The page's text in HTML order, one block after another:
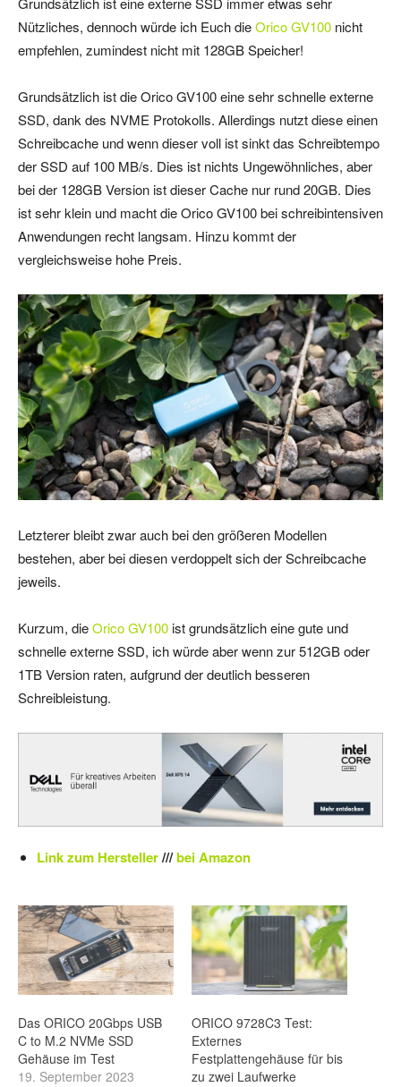
Nützliches, dennoch würde ich Euch dieOrico GV100 nicht
empfehlen, zumindest nicht mit 128GB Speicher!
Grundsätzlich ist die Orico GV100 eine sehr schnelle externe
SSD, dank des NVME Protokolls. Allerdings nutzt diese einen
Schreibcache und wenn dieser voll ist sinkt das Schreibtempo
der SSD auf 100 MB/s. Dies ist nichts Ungewöhnliches, aber
bei der 128GB Version ist dieser Cache nur rund 20GB. Dies
ist sehr klein und macht die Orico GV100 bei schreibintensiven
Anwendungen recht langsam. Hinzu kommt der
vergleichsweise hohe Preis.
Letzterer bleibt zwar auch bei den größeren Modellen
bestehen, aber bei diesen verdoppelt sich der Schreibcache
jeweils.
Kurzum, dieOrico GV100ist grundsätzlich eine gute und
schnelle externe SSD, ich würde aber wenn zur 512GB oder
1TB Version raten, aufgrund der deutlich besseren
Schreibleistung.
Link zum Hersteller///bei Amazon
Das ORICO 20Gbps USB
C to M.2 NVMe SSD
Gehäuse im Test
19. September 2023
ORICO 9728C3 Test:
Externes
Festplattengehäuse für bis
zu zwei Laufwerke